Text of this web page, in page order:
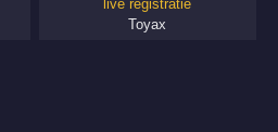
live registratie
Toyax